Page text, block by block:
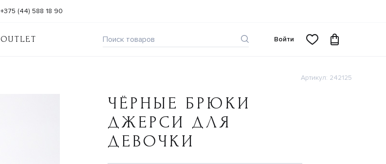
OUTLET
+375 (44) 588 18 90
Войти
Артикул: 242125
ЧЁРНЫЕ БРЮКИ
ДЖЕРСИ ДЛЯ
ДЕВОЧКИ